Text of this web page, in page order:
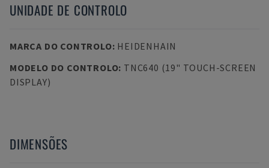
UNIDADE DE CONTROLO
MARCA DO CONTROLO: HEIDENHAIN
MODELO DO CONTROLO: TNC640 (19" TOUCH-SCREEN
DISPLAY)
DIMENSÕES